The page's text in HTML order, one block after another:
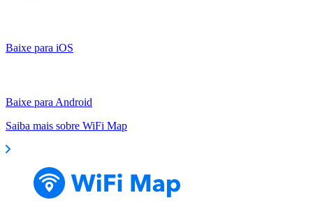
Baixe para iOS
Baixe para Android
Saiba mais sobre WiFi Map